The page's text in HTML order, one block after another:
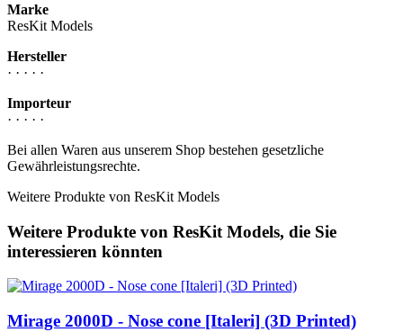
Marke
ResKit Models
Hersteller
· · · · ·
Importeur
· · · · ·
Bei allen Waren aus unserem Shop bestehen gesetzliche
Gewährleistungsrechte.
Weitere Produkte von ResKit Models
Weitere Produkte von ResKit Models, die Sie
interessieren könnten
Mirage 2000D - Nose cone [Italeri] (3D Printed)